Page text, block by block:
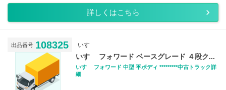
詳しくはこちら
出品番号 108325 いすゞ
いすゞ フォワード ベースグレード ４段ク...
いすゞ フォワード 中型 平ボディ *********中古トラック詳
細